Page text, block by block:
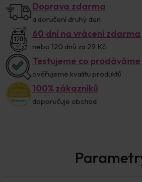
Doprava zdarma
a doručení druhý den
60 dní na vrácení zdarma
nebo 120 dnů za 29 Kč
Testujeme co prodáváme
ověřujeme kvalitu produktů
100% zákazníků
doporučuje obchod